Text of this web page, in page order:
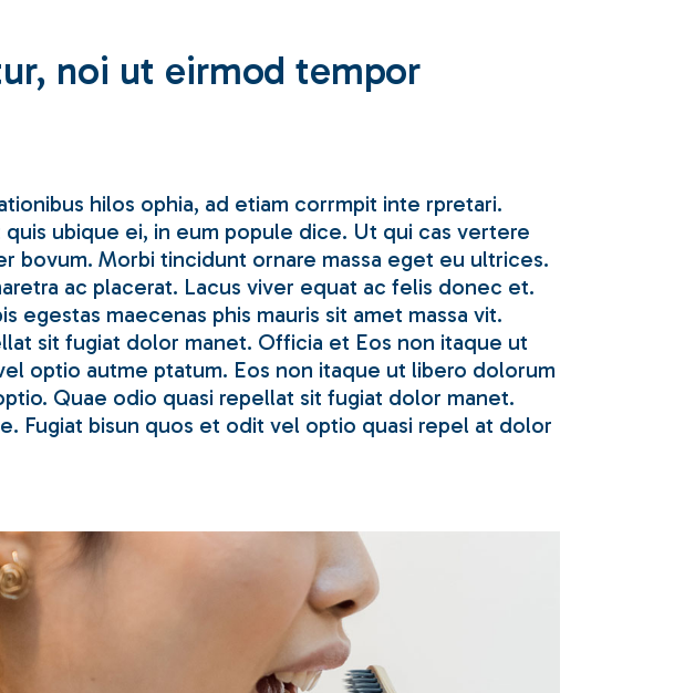
noi ut eirmod tempor
hilos ophia, ad etiam corrmpit inte rpretari.
ubique ei, in eum popule dice. Ut qui cas vertere
bovum. Morbi tincidunt ornare massa eget eu ultrices.
ac placerat. Lacus viver equat ac felis donec et.
maecenas phis mauris sit amet massa vit.
sit fugiat dolor manet. Officia et Eos non itaque ut
optio autme ptatum. Eos non itaque ut libero dolorum
Quae odio quasi repellat sit fugiat dolor manet.
Fugiat bisun quos et odit vel optio quasi repel at dolor